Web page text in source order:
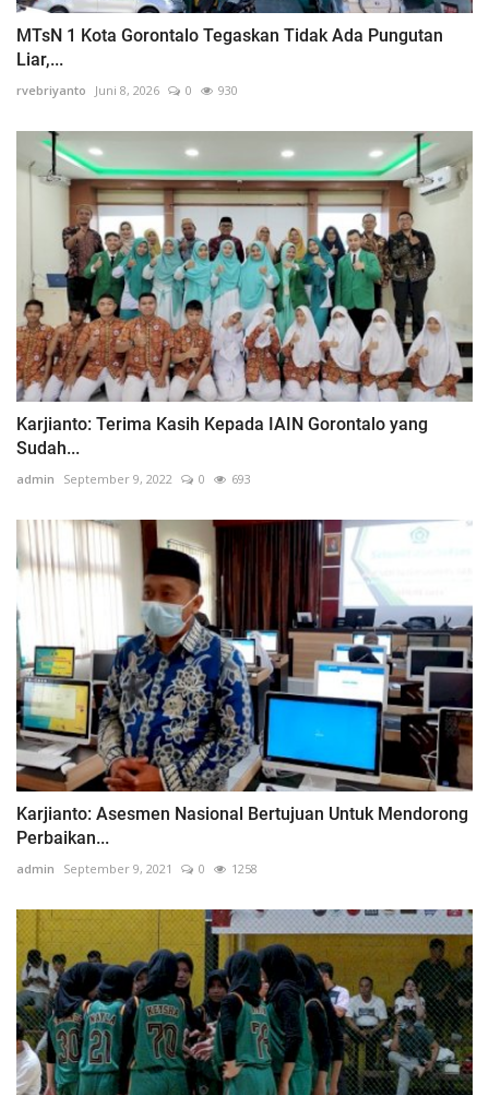
MTsN 1 Kota Gorontalo Tegaskan Tidak Ada Pungutan
Liar,...
rvebriyanto Juni 8, 2026 0 930
Karjianto: Terima Kasih Kepada IAIN Gorontalo yang
Sudah...
admin September 9, 2022 0 693
Karjianto: Asesmen Nasional Bertujuan Untuk Mendorong
Perbaikan...
admin September 9, 2021 0 1258